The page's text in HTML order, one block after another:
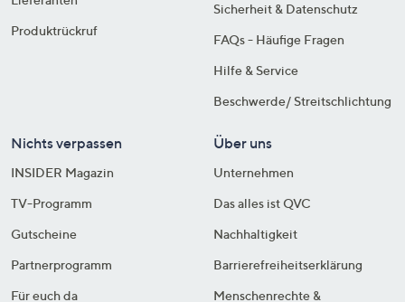
Produktrückruf
Sicherheit & Datenschutz
FAQs - Häufige Fragen
Hilfe & Service
Beschwerde/ Streitschlichtung
Nichts verpassen
INSIDER Magazin
TV-Programm
Gutscheine
Partnerprogramm
Für euch da
Über uns
Unternehmen
Das alles ist QVC
Nachhaltigkeit
Barrierefreiheitserklärung
Menschenrechte &